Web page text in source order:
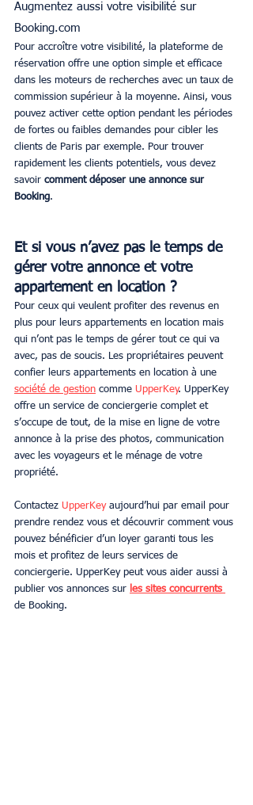
Augmentez aussi votre visibilité sur
Booking.com
Pour accroître votre visibilité, la plateforme de
réservation offre une option simple et efficace
dans les moteurs de recherches avec un taux de
commission supérieur à la moyenne. Ainsi, vous
pouvez activer cette option pendant les périodes
de fortes ou faibles demandes pour cibler les
clients de Paris par exemple. Pour trouver
rapidement les clients potentiels, vous devez
savoir comment déposer une annonce sur
Booking.
Et si vous n’avez pas le temps de
gérer votre annonce et votre
appartement en location ?
Pour ceux qui veulent profiter des revenus en
plus pour leurs appartements en location mais
qui n’ont pas le temps de gérer tout ce qui va
avec, pas de soucis. Les propriétaires peuvent
confier leurs appartements en location à une
société de gestion comme UpperKey. UpperKey
offre un service de conciergerie complet et
s’occupe de tout, de la mise en ligne de votre
annonce à la prise des photos, communication
avec les voyageurs et le ménage de votre
propriété.
Contactez UpperKey aujourd’hui par email pour
prendre rendez vous et découvrir comment vous
pouvez bénéficier d’un loyer garanti tous les
mois et profitez de leurs services de
conciergerie. UpperKey peut vous aider aussi à
publier vos annonces sur les sites concurrents
de Booking.